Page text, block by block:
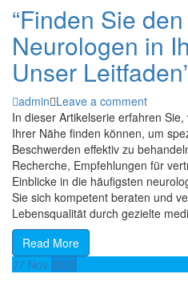
“Finden Sie
Neurologen in
Unser
admin Leave a comment
In dieser Artikelserie erfahren
Ihrer Nähe finden können, um
Beschwerden effektiv zu
Recherche, Empfehlungen für
Einblicke in die häufigsten
Sie sich kompetent beraten und
Lebensqualität durch gezielte
Read More
27 Nov 2025